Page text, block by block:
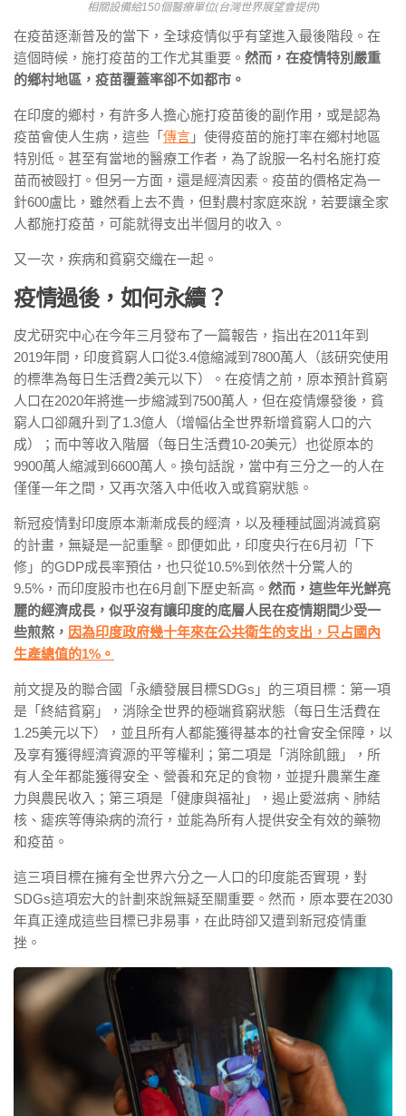
相關設備給150個醫療單位(台灣世界展望會提供)
在疫苗逐漸普及的當下，全球疫情似乎有望進入最後階段。在
這個時候，施打疫苗的工作尤其重要。 然而，在疫情特別嚴重
的鄉村地區，疫苗覆蓋率卻不如都市。
在印度的鄉村，有許多人擔心施打疫苗後的副作用，或是認為
疫苗會使人生病，這些「 傳言 」使得疫苗的施打率在鄉村地區
特別低。甚至有當地的醫療工作者，為了說服一名村名施打疫
苗而被毆打。但另一方面，還是經濟因素。疫苗的價格定為一
針600盧比，雖然看上去不貴，但對農村家庭來說，若要讓全家
人都施打疫苗，可能就得支出半個月的收入。
又一次，疾病和貧窮交織在一起。
疫情過後，如何永續？
皮尤研究中心在今年三月發布了一篇報告，指出在2011年到
2019年間，印度貧窮人口從3.4億縮減到7800萬人（該研究使用
的標準為每日生活費2美元以下）。在疫情之前，原本預計貧窮
人口在2020年將進一步縮減到7500萬人，但在疫情爆發後，貧
窮人口卻飆升到了1.3億人（增幅佔全世界新增貧窮人口的六
成）；而中等收入階層（每日生活費10-20美元）也從原本的
9900萬人縮減到6600萬人。換句話說，當中有三分之一的人在
僅僅一年之間，又再次落入中低收入或貧窮狀態。
新冠疫情對印度原本漸漸成長的經濟，以及種種試圖消滅貧窮
的計畫，無疑是一記重擊。即便如此，印度央行在6月初「下
修」的GDP成長率預估，也只從10.5%到依然十分驚人的
9.5%，而印度股市也在6月創下歷史新高。 然而，這些年光鮮亮
麗的經濟成長，似乎沒有讓印度的底層人民在疫情期間少受一
些煎熬， 因為印度政府幾十年來在公共衛生的支出，只占國內
生產總值的1%。
前文提及的聯合國「永續發展目標SDGs」的三項目標：第一項
是「終結貧窮」，消除全世界的極端貧窮狀態（每日生活費在
1.25美元以下），並且所有人都能獲得基本的社會安全保障，以
及享有獲得經濟資源的平等權利；第二項是「消除飢餓」，所
有人全年都能獲得安全、營養和充足的食物，並提升農業生產
力與農民收入；第三項是「健康與福祉」，遏止愛滋病、肺結
核、瘧疾等傳染病的流行，並能為所有人提供安全有效的藥物
和疫苗。
這三項目標在擁有全世界六分之一人口的印度能否實現，對
SDGs這項宏大的計劃來說無疑至關重要。然而，原本要在2030
年真正達成這些目標已非易事，在此時卻又遭到新冠疫情重
挫。